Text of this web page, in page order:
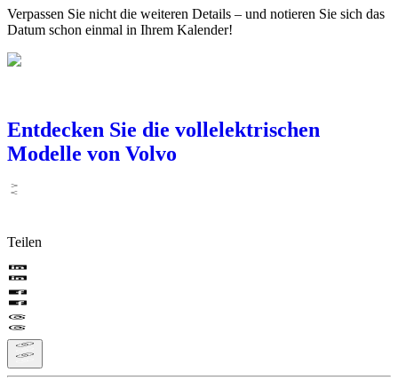
Verpassen Sie nicht die weiteren Details – und notieren Sie sich das
Datum schon einmal in Ihrem Kalender!
Entdecken Sie die vollelektrischen
Modelle von Volvo
Teilen